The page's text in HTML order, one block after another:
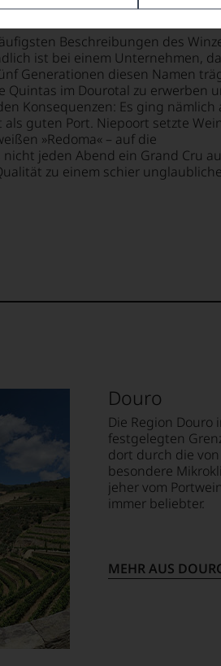
Beschreibungen des
ist bei einem Unternehmen,
Generationen diesen Namen
Quintas im Dourotal zu erwerben
Konsequenzen: Es ging nämlich
guten Port. Niepoort setzte
»Redoma« – auf die
jeden Abend ein Grand Cru
zu einem schier
Douro
Die Region
festgelegten
dort durch die
besondere
jeher vom
immer beliebter.
MEHR AUS